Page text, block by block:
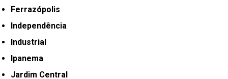
Ferrazópolis
Independência
Industrial
Ipanema
Jardim Central